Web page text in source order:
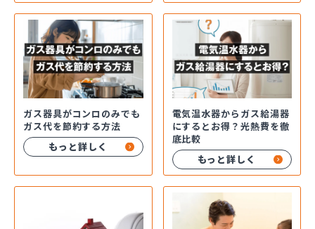
ガス器具がコンロのみでも
ガス代を節約する方法
もっと詳しく
電気温水器からガス給湯器
にするとお得？光熱費を徹
底比較
もっと詳しく